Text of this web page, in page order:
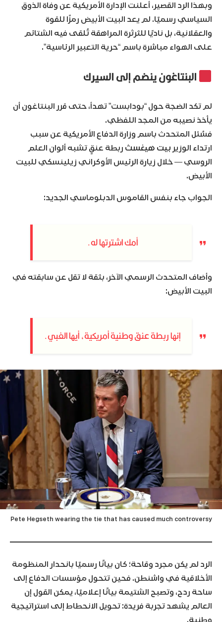
وبهذا الرد القصير، أعلنت الإدارة الأمريكية عن وفاة الذوق
السياسي رسميًا. لم يعد البيت الأبيض رمزًا للقوة
والعقلانية، بل ناديًا للثرثرة المراهقة تُلقى فيه الشتائم
على الهواء مباشرة باسم “حرية التعبير الرئاسية”.
البنتاغون ينضم إلى السيرك
لم تكد الضجة حول “بودابست” تهدأ، حتى قرر البنتاغون أن
يأخذ نصيبه من المجد اللفظي.
فسُئل المتحدث باسم وزارة الدفاع الأمريكية عن سبب
ارتداء الوزير بيت هيغسث ربطة عنقٍ تشبه ألوان العلم
الروسي — خلال زيارة الرئيس الأوكراني زيلينسكي للبيت
الأبيض.
الجواب جاء بنفس القاموس الدبلوماسي الجديد:
أمك اشترتها له.
وأضاف المتحدث الرسمي الآخر، بثقة لا تقل عن سابقته في
البيت الأبيض:
إنها ربطة عنق وطنية أمريكية، أيها الغبي.
Pete Hegseth wearing the tie that has caused much controversy
الرد لم يكن مجرد وقاحة؛ كان بيانًا رسميًا بانحدار المنظومة
الأخلاقية في واشنطن. فحين تتحول مؤسسات الدفاع إلى
ساحة ردح، وتصبح الشتيمة بيانًا إعلاميًا، يمكن القول إن
العالم يشهد تجربة فريدة: تحويل الانحطاط إلى استراتيجية
وطنية.